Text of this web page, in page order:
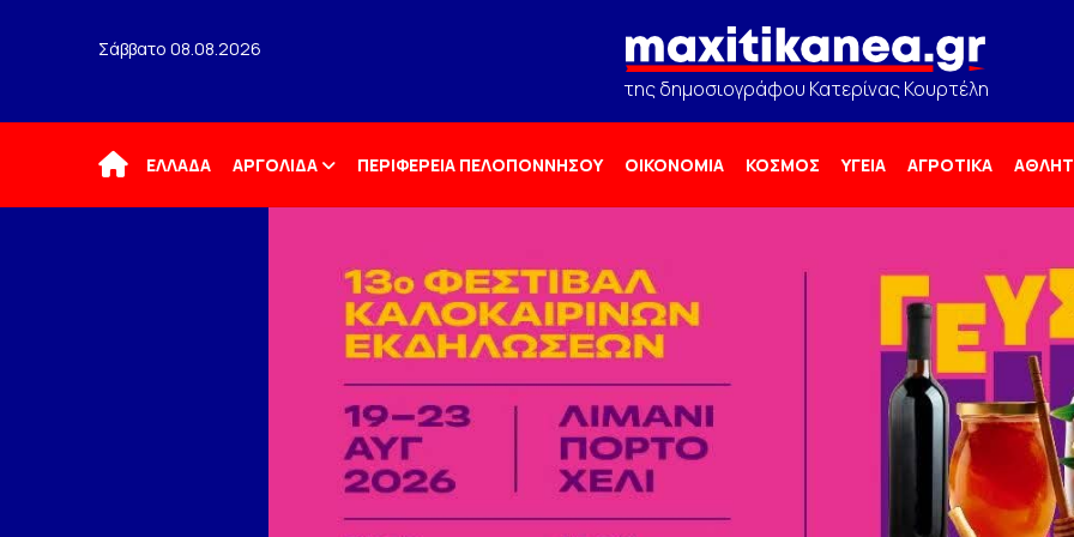
Σάββατο 08.08.2026
της δημοσιογράφου Κατερίνας Κουρτέλη
ΑρχικήΕΛΛΑΔΑ ΑΡΓΟΛΙΔΑ ΠΕΡΙΦΕΡΕΙΑ ΠΕΛΟΠΟΝΝΗΣΟΥ ΟΙΚΟΝΟΜΙΑ ΚΟΣΜΟΣ ΥΓΕΙΑ ΑΓΡΟΤΙΚΑ